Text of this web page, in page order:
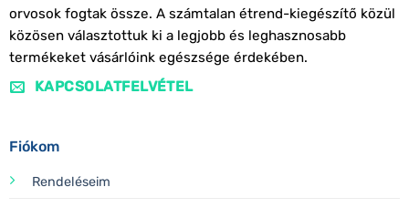
orvosok fogtak össze. A számtalan étrend-kiegészítő közül
közösen választottuk ki a legjobb és leghasznosabb
termékeket vásárlóink egészsége érdekében.
KAPCSOLATFELVÉTEL
Fiókom
Rendeléseim